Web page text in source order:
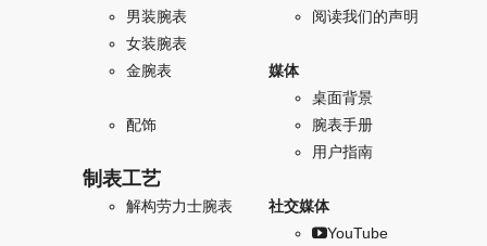
男装腕表
女装腕表
金腕表
配饰
制表工艺
解构劳力士腕表
阅读我们的声明
媒体
桌面背景
腕表手册
用户指南
社交媒体
YouTube